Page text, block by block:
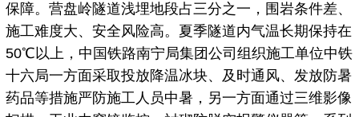
保障。营盘岭隧道浅埋地段占三分之一，围岩条件差、
施工难度大、安全风险高。夏季隧道内气温长期保持在
50℃以上，中国铁路南宁局集团公司组织施工单位中铁
十六局一方面采取投放降温冰块、及时通风、发放防暑
药品等措施严防施工人员中暑，另一方面通过三维影像